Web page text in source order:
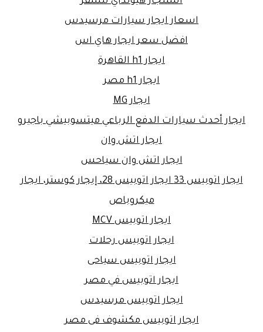
اسعار ايجار سيارات مرسيدس
افضل سعر ايجار هاي اس
ايجار h1 القاهرة
ايجار h1 مصر
ايجار MG
ايجار أحدث سيارات الدفع الرباعي ميتسوبيشي باجيرو
ايجار اتش وان
ايجار اتش وان سياحس
ايجار اتوبيس 33 ايجار اتوبيس 28، إيجار كوستر، ايجار
ميكروباص
ايجار اتوبيس MCV
ايجار اتوبيس رحلات
ايجار اتوبيس سياحى
ايجار اتوبيس في مصر
ايجار اتوبيس مرسيدس
ايجار اتوبيس مكشوف فى مصر